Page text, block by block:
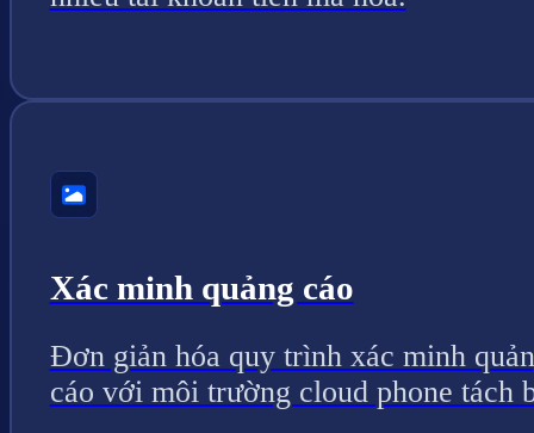
Xác minh quảng cáo
Đơn giản hóa quy trình xác minh
cáo với môi trường cloud phone tách